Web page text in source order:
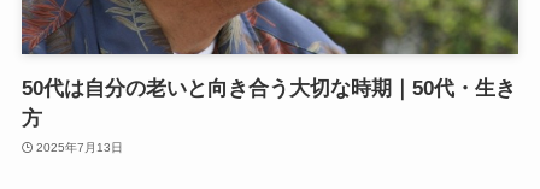
50代は自分の老いと向き合う大切な時期｜50代・生き
方
2025年7月13日